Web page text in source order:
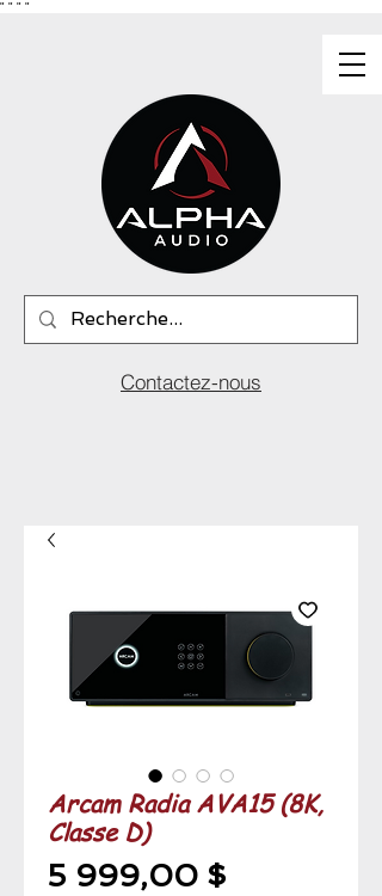
" " " "
Contactez-nous
Arcam Radia AVA15 (8K,
Classe D)
5 999,00 $